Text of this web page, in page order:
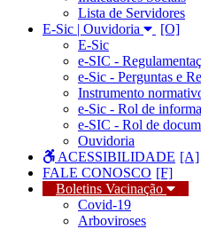
Lista de Servidores
E-Sic | Ouvidoria
E-Sic
e-SIC -
e-Sic - Perguntas e
Instrumento
e-Sic - Rol de
e-SIC - Rol de
Ouvidoria
ACESSIBILIDADE
FALE CONOSCO
Boletins Vacinação
Covid-19
Arboviroses